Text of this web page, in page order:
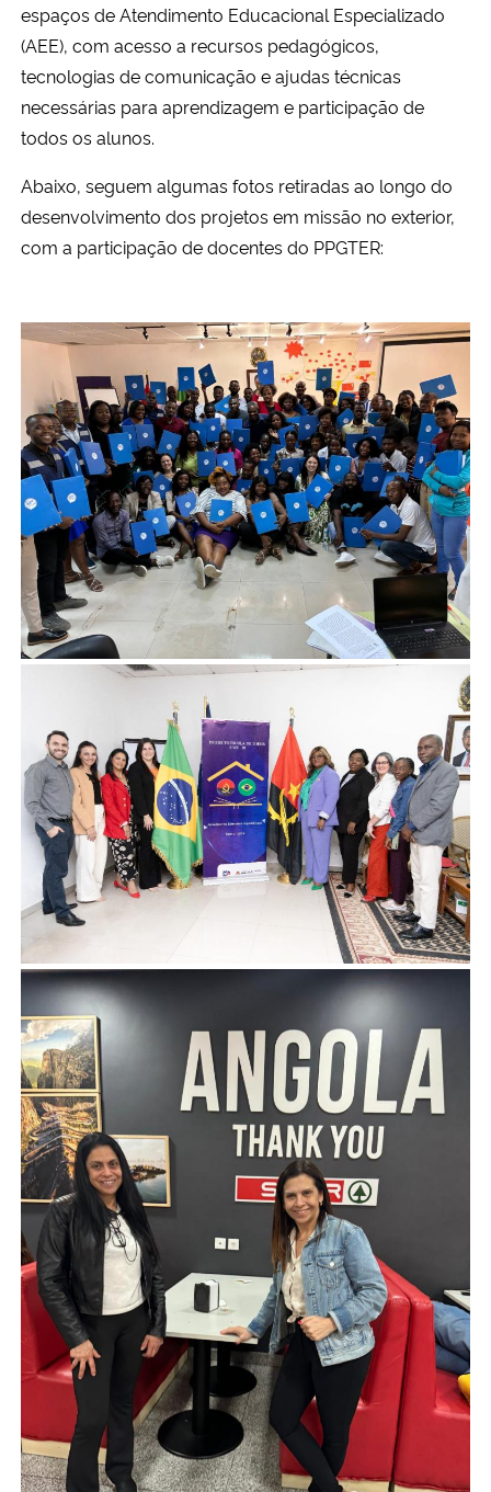
Ministério da Mulher, da Família e dos Direitos Humanos
Secretaria-Geral
Gabinete de Segurança Institucional
Advocacia-Geral da União
espaços de Atendimento Educacional Especializado
(AEE), com acesso a recursos pedagógicos,
tecnologias de comunicação e ajudas técnicas
necessárias para aprendizagem e participação de
todos os alunos.
Abaixo, seguem algumas fotos retiradas ao longo do
desenvolvimento dos projetos em missão no exterior,
com a participação de docentes do PPGTER: